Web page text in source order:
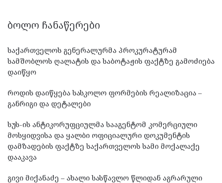
ᲑᲝᲚᲝ ᲩᲐᲜᲐᲬᲔᲠᲔᲑᲘ
საქართველოს გენერალურმა პროკურატურამ
სამშობლოს ღალატის და საბოტაჟის ფაქტზე გამოძიება
დაიწყო
როდის დაიწყება სასკოლო ფორმების რეალიზაცია –
განრიგი და დეტალები
სუს-ის ანტიკორუფციულმა სააგენტომ კომერციული
მოსყიდვისა და ყალბი ოფიციალური დოკუმენტის
დამზადების ფაქტზე საქართველოს სამი მოქალაქე
დააკავა
გივი მიქანაძე – ახალი სასწავლო წლიდან აგრარული